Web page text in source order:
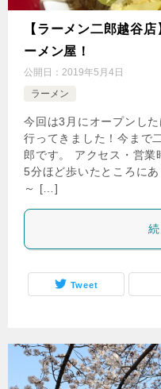
【ラーメン二郎越谷
ーメン屋！
公開日： 2019年5月4日
ラーメン
今回は3月にオープンし
行ってきました！今まで
郎です。 アクセス・営業
5分ほど歩いたところに
～ […]
Tweet